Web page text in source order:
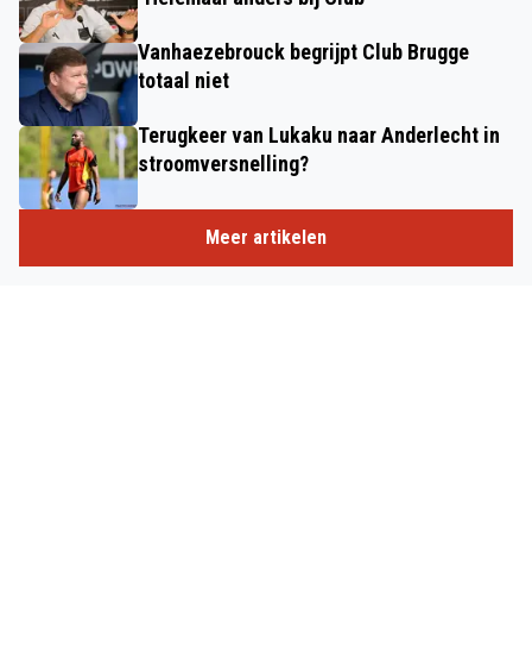
Vanhaezebrouck begrijpt Club Brugge
totaal niet
Terugkeer van Lukaku naar Anderlecht in
stroomversnelling?
Meer artikelen